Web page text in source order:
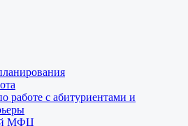
работе с абитуриентами и
МФЦ